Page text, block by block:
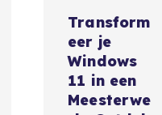
Transform
eer je
Windows
11 in een
Meesterwe